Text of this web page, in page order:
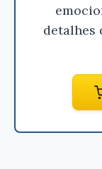
detalhes